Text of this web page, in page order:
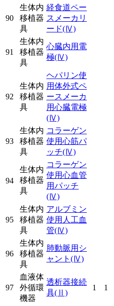
90
生体内
移植器
具
経食道ペー
スメーカリ
ード(Ⅳ)
91
生体内
移植器
具
心臓内用電
極(Ⅳ)
92
生体内
移植器
具
ヘパリン使
用体外式ペ
ースメーカ
用心臓電極
(Ⅳ)
93
生体内
移植器
具
コラーゲン
使用心筋パ
ッチ(Ⅳ)
94
生体内
移植器
具
コラーゲン
使用心血管
用パッチ
(Ⅳ)
95
生体内
移植器
具
アルブミン
使用人工血
管(Ⅳ)
96
生体内
移植器
具
肺動脈用シ
ャント (Ⅳ)
97
血液体
外循環
機器
透析器接続
具(Ⅱ)
1 1